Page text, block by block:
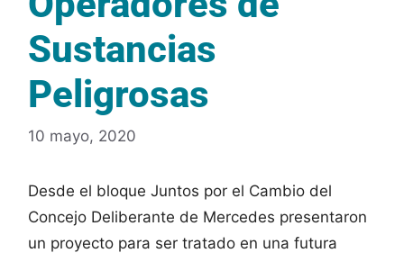
Sustancias
Peligrosas
10 mayo, 2020
Desde el bloque Juntos por el Cambio del
Concejo Deliberante de Mercedes presentaron
un proyecto para ser tratado en una futura